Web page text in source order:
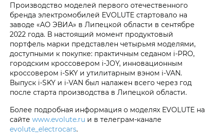
Производство моделей первого отечественного
бренда электромобилей EVOLUTE стартовало на
заводе «АО ЭВИА» в Липецкой области в сентябре
2022 года. В настоящий момент продуктовый
портфель марки представлен четырьмя моделями,
доступными к покупке: практичным седаном i‑PRO,
городским кроссовером i‑JOY, инновационным
кроссовером i‑SKY и утилитарным вэном i‑VAN.
Выпуск i‑SKY и i‑VAN был налажен всего через год
после старта производства в Липецкой области.
Более подробная информация о моделях EVOLUTE на
сайте www.evolute.ru и в телеграм-канале
evolute_electrocars.